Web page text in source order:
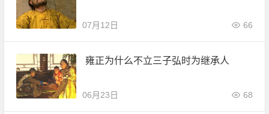
07月12日 66
雍正为什么不立三子弘时为继承人
06月23日 68